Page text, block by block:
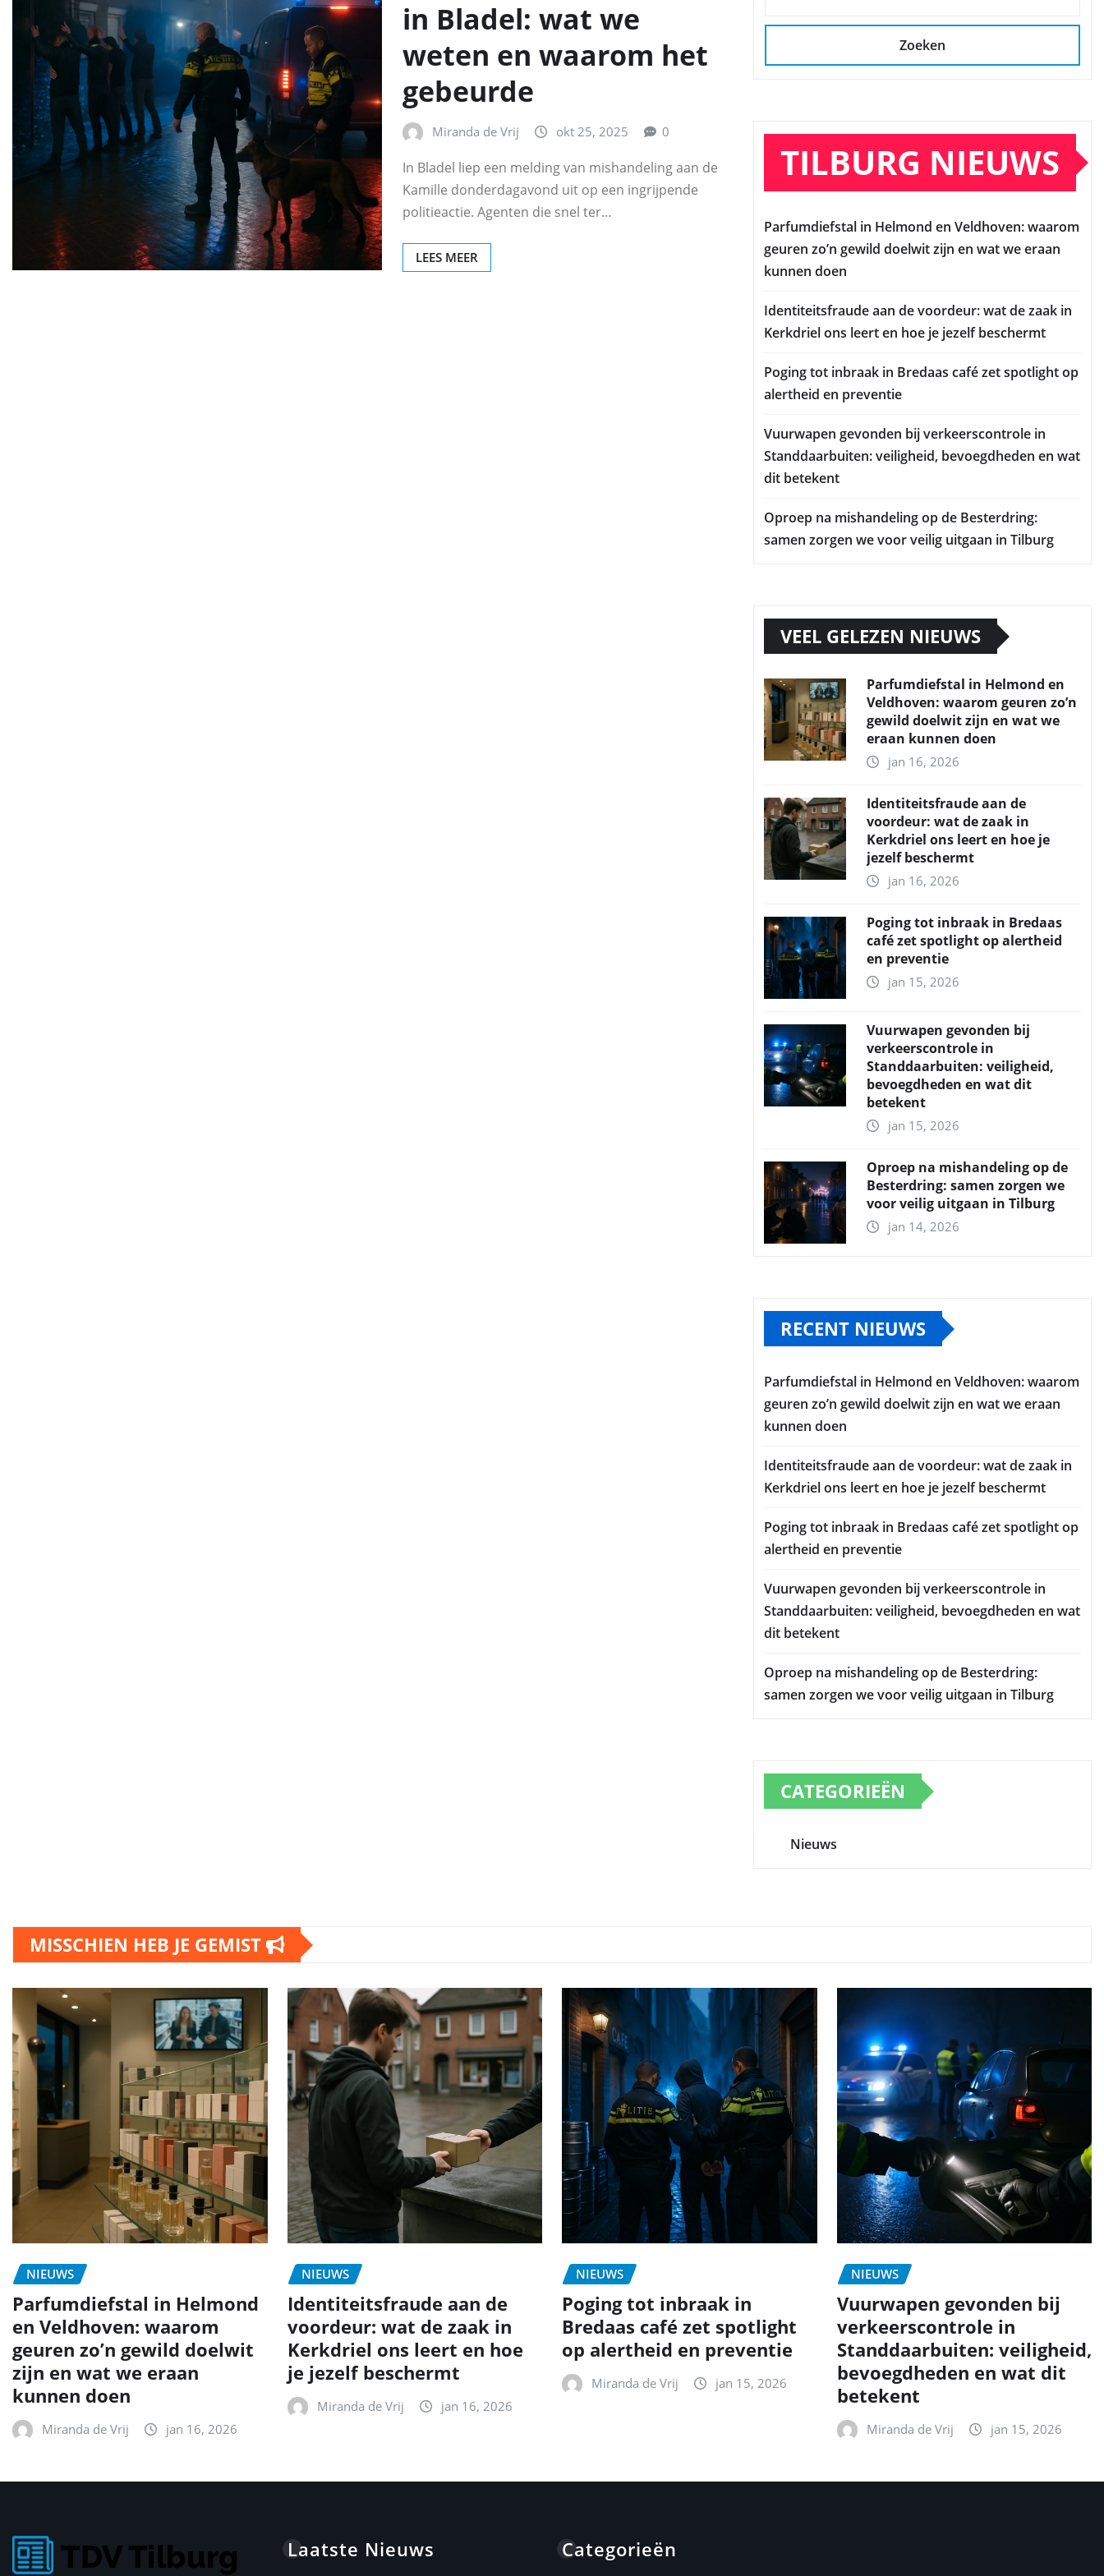
in Bladel: wat we
weten en waarom het
gebeurde
Miranda de Vrij okt 25, 2025 0
In Bladel liep een melding van mishandeling aan de
Kamille donderdagavond uit op een ingrijpende
politieactie. Agenten die snel ter…
LEES MEER
Zoeken
TILBURG NIEUWS
Parfumdiefstal in Helmond en Veldhoven: waarom
geuren zo’n gewild doelwit zijn en wat we eraan
kunnen doen
Identiteitsfraude aan de voordeur: wat de zaak in
Kerkdriel ons leert en hoe je jezelf beschermt
Poging tot inbraak in Bredaas café zet spotlight op
alertheid en preventie
Vuurwapen gevonden bij verkeerscontrole in
Standdaarbuiten: veiligheid, bevoegdheden en wat
dit betekent
Oproep na mishandeling op de Besterdring:
samen zorgen we voor veilig uitgaan in Tilburg
VEEL GELEZEN NIEUWS
Parfumdiefstal in Helmond en
Veldhoven: waarom geuren zo’n
gewild doelwit zijn en wat we
eraan kunnen doen
jan 16, 2026
Identiteitsfraude aan de
voordeur: wat de zaak in
Kerkdriel ons leert en hoe je
jezelf beschermt
jan 16, 2026
Poging tot inbraak in Bredaas
café zet spotlight op alertheid
en preventie
jan 15, 2026
Vuurwapen gevonden bij
verkeerscontrole in
Standdaarbuiten: veiligheid,
bevoegdheden en wat dit
betekent
jan 15, 2026
Oproep na mishandeling op de
Besterdring: samen zorgen we
voor veilig uitgaan in Tilburg
jan 14, 2026
RECENT NIEUWS
Parfumdiefstal in Helmond en Veldhoven: waarom
geuren zo’n gewild doelwit zijn en wat we eraan
kunnen doen
Identiteitsfraude aan de voordeur: wat de zaak in
Kerkdriel ons leert en hoe je jezelf beschermt
Poging tot inbraak in Bredaas café zet spotlight op
alertheid en preventie
Vuurwapen gevonden bij verkeerscontrole in
Standdaarbuiten: veiligheid, bevoegdheden en wat
dit betekent
Oproep na mishandeling op de Besterdring:
samen zorgen we voor veilig uitgaan in Tilburg
CATEGORIEËN
Nieuws
MISSCHIEN HEB JE GEMIST
NIEUWS
Parfumdiefstal in Helmond
en Veldhoven: waarom
geuren zo’n gewild doelwit
zijn en wat we eraan
kunnen doen
Miranda de Vrij jan 16, 2026
NIEUWS
Identiteitsfraude aan de
voordeur: wat de zaak in
Kerkdriel ons leert en hoe
je jezelf beschermt
Miranda de Vrij jan 16, 2026
NIEUWS
Poging tot inbraak in
Bredaas café zet spotlight
op alertheid en preventie
Miranda de Vrij jan 15, 2026
NIEUWS
Vuurwapen gevonden bij
verkeerscontrole in
Standdaarbuiten: veiligheid,
bevoegdheden en wat dit
betekent
Miranda de Vrij jan 15, 2026
Laatste Nieuws Categorieën